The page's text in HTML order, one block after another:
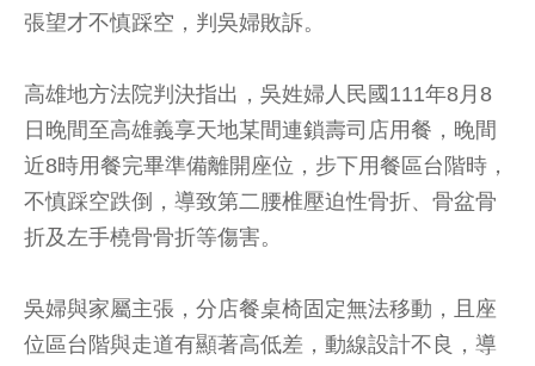
張望才不慎踩空，判吳婦敗訴。
高雄地方法院判決指出，吳姓婦人民國111年8月8
日晚間至高雄義享天地某間連鎖壽司店用餐，晚間
近8時用餐完畢準備離開座位，步下用餐區台階時，
不慎踩空跌倒，導致第二腰椎壓迫性骨折、骨盆骨
折及左手橈骨骨折等傷害。
吳婦與家屬主張，分店餐桌椅固定無法移動，且座
位區台階與走道有顯著高低差，動線設計不良，導